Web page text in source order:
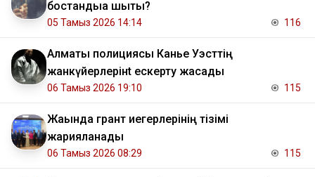
бостандыққа шықты?
05 Тамыз 2026 14:14 116
Алматы полициясы Канье Уэсттің
жанкүйерлерінt ескерту жасады
06 Тамыз 2026 19:10 115
Жақында грант иегерлерінің тізімі
жарияланады
06 Тамыз 2026 08:29 115